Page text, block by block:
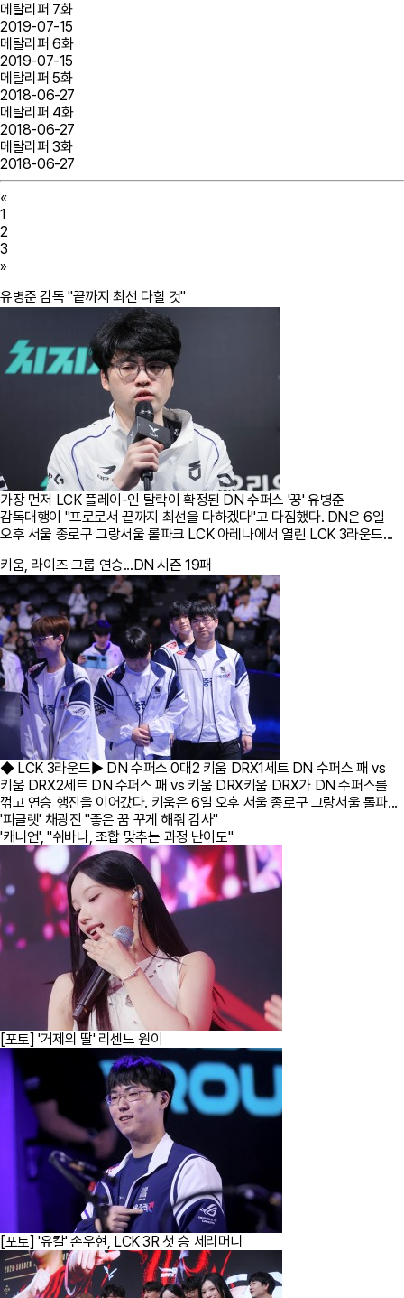
메탈리퍼 7화
2019-07-15
메탈리퍼 6화
2019-07-15
메탈리퍼 5화
2018-06-27
메탈리퍼 4화
2018-06-27
메탈리퍼 3화
2018-06-27
«
1
2
3
»
유병준 감독 "끝까지 최선 다할 것"
가장 먼저 LCK 플레이-인 탈락이 확정된 DN 수퍼스 '꿍' 유병준
감독대행이 "프로로서 끝까지 최선을 다하겠다"고 다짐했다. DN은 6일
오후 서울 종로구 그랑서울 롤파크 LCK 아레나에서 열린 LCK 3라운드...
키움, 라이즈 그룹 연승...DN 시즌 19패
◆ LCK 3라운드▶ DN 수퍼스 0대2 키움 DRX1세트 DN 수퍼스 패 vs
키움 DRX2세트 DN 수퍼스 패 vs 키움 DRX키움 DRX가 DN 수퍼스를
꺾고 연승 행진을 이어갔다. 키움은 6일 오후 서울 종로구 그랑서울 롤파...
'피글렛' 채광진 "좋은 꿈 꾸게 해줘 감사"
'캐니언', "쉬바나, 조합 맞추는 과정 난이도"
[포토] '거제의 딸' 리센느 원이
[포토] '유칼' 손우현, LCK 3R 첫 승 세리머니